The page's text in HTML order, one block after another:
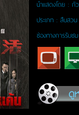
นำแสดงโดย : กั
ประเภท : สืบสวน
ช่องทางการรับชม